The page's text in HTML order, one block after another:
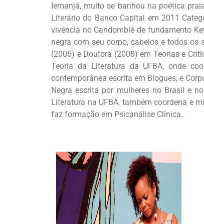
Iemanjá, muito se banhou na poética
Literário do Banco Capital em 2011
vivência no Candomblé de fundamento
negra com seu corpo, cabelos e todos os
(2005) e Doutora (2008) em Teorias e
Teoria da Literatura da UFBA, onde
contemporânea escrita em Blogues, e
Negra escrita por mulheres no Brasil e
Literatura na UFBA, também coordena e
faz formação em Psicanálise Clínica.